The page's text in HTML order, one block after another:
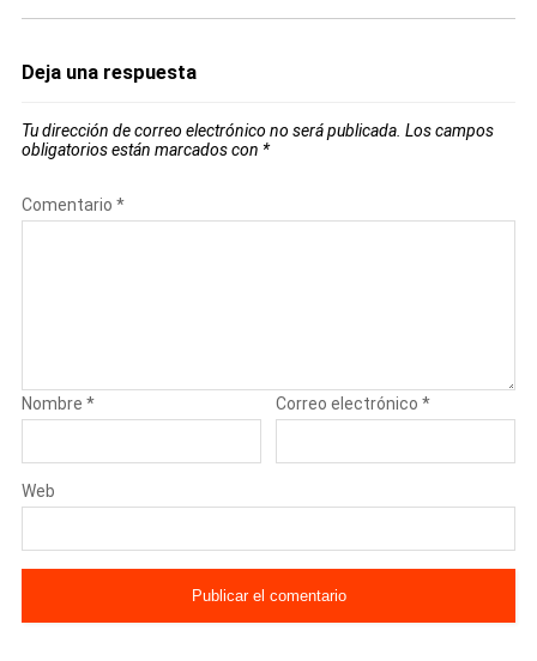
Deja una respuesta
Tu dirección de correo electrónico no será publicada. Los campos
obligatorios están marcados con *
Comentario *
Nombre * Correo electrónico*
Web